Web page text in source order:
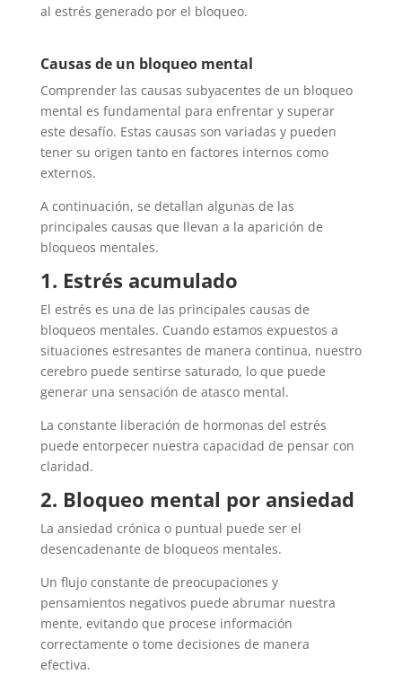
al estrés generado por el bloqueo.
Causas de un bloqueo mental
Comprender las causas subyacentes de un bloqueo
mental es fundamental para enfrentar y superar
este desafío. Estas causas son variadas y pueden
tener su origen tanto en factores internos como
externos.
A continuación, se detallan algunas de las
principales causas que llevan a la aparición de
bloqueos mentales.
1. Estrés acumulado
El estrés es una de las principales causas de
bloqueos mentales. Cuando estamos expuestos a
situaciones estresantes de manera continua, nuestro
cerebro puede sentirse saturado, lo que puede
generar una sensación de atasco mental.
La constante liberación de hormonas del estrés
puede entorpecer nuestra capacidad de pensar con
claridad.
2. Bloqueo mental por ansiedad
La ansiedad crónica o puntual puede ser el
desencadenante de bloqueos mentales.
Un flujo constante de preocupaciones y
pensamientos negativos puede abrumar nuestra
mente, evitando que procese información
correctamente o tome decisiones de manera
efectiva.